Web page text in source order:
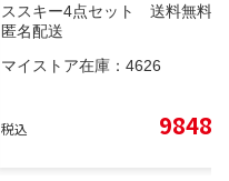
ススキー4点セット 送料無料
匿名配送
マイストア在庫： 4626
税込 9848